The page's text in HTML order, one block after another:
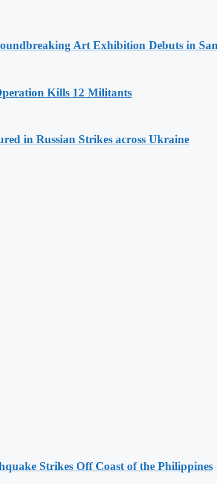
Art Exhibition Debuts in
Kills 12 Militants
in Russian Strikes across Ukraine
Strikes Off Coast of the Philippines